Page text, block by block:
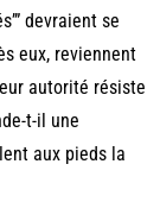
devraient se
eux, reviennent
autorité résiste
t-il une
aux pieds la